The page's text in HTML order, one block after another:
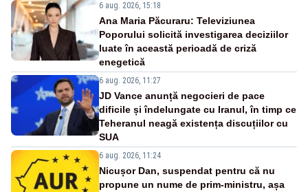
6 aug. 2026, 15:18
Ana Maria Păcuraru: Televiziunea
Poporului solicită investigarea deciziilor
luate în această perioadă de criză
enegetică
6 aug. 2026, 11:27
JD Vance anunță negocieri de pace
dificile și îndelungate cu Iranul, în timp ce
Teheranul neagă existența discuțiilor cu
SUA
6 aug. 2026, 11:24
Nicușor Dan, suspendat pentru că nu
propune un nume de prim-ministru, așa